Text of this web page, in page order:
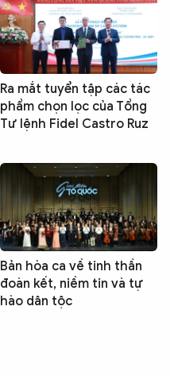
Ra mắt tuyển tập các tác
phẩm chọn lọc của Tổng
Tư lệnh Fidel Castro Ruz
Bản hòa ca về tinh thần
đoàn kết, niềm tin và tự
hào dân tộc